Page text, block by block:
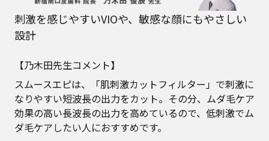
刺激を感じやすいVIOや、敏感な顔にもやさしい
設計
【乃木田先生コメント】
スムースエピは、「肌刺激カットフィルター」で刺激に
なりやすい短波長の出力をカット。その分、ムダ毛ケア
効果の高い長波長の出力を高めているので、低刺激でム
ダ毛ケアしたい人におすすめです。